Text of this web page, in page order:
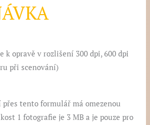
k opravě v rozlišení 300 dpi, 600 dpi
při scenování)
tento formulář má omezenou
1 fotografie je 3 MB a je pouze pro